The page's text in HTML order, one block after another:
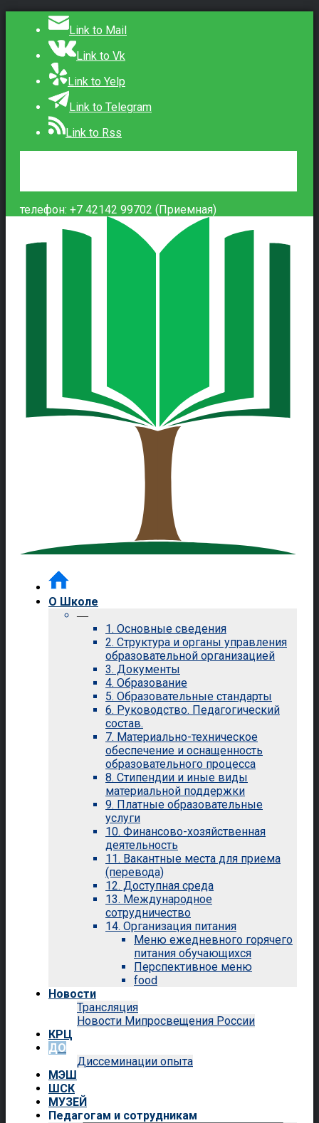
Link to Mail
Link to Vk
Link to Yelp
Link to Telegram
Link to Rss
телефон: +7 42142 99702 (Приемная)
О Школе
—
1. Основные сведения
2. Структура и органы управления
образовательной организацией
3. Документы
4. Образование
5. Образовательные стандарты
6. Руководство. Педагогический
состав.
7. Материально-техническое
обеспечение и оснащенность
образовательного процесса
8. Стипендии и иные виды
материальной поддержки
9. Платные образовательные
услуги
10. Финансово-хозяйственная
деятельность
11. Вакантные места для приема
(перевода)
12. Доступная среда
13. Международное
сотрудничество
14. Организация питания
Меню ежедневного горячего
питания обучающихся
Перспективное меню
food
Новости
Трансляция
Новости Мипросвещения России
КРЦ
ДО
Диссеминации опыта
МЭШ
ШСК
МУЗЕЙ
Педагогам и сотрудникам